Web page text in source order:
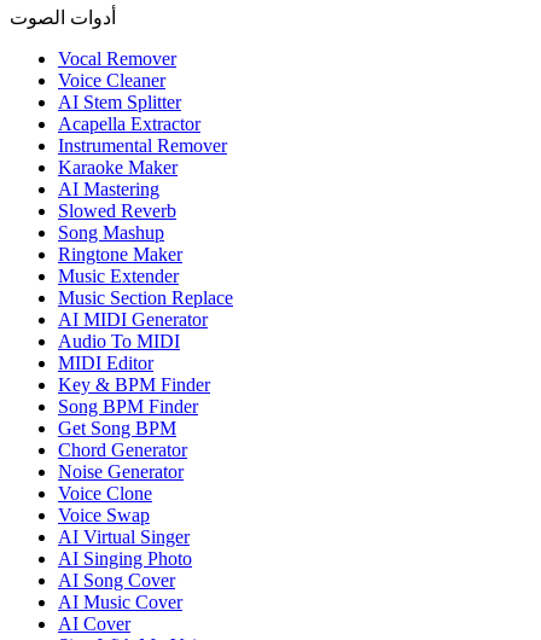
أدوات الصوت
Vocal Remover
Voice Cleaner
AI Stem Splitter
Acapella Extractor
Instrumental Remover
Karaoke Maker
AI Mastering
Slowed Reverb
Song Mashup
Ringtone Maker
Music Extender
Music Section Replace
AI MIDI Generator
Audio To MIDI
MIDI Editor
Key & BPM Finder
Song BPM Finder
Get Song BPM
Chord Generator
Noise Generator
Voice Clone
Voice Swap
AI Virtual Singer
AI Singing Photo
AI Song Cover
AI Music Cover
AI Cover